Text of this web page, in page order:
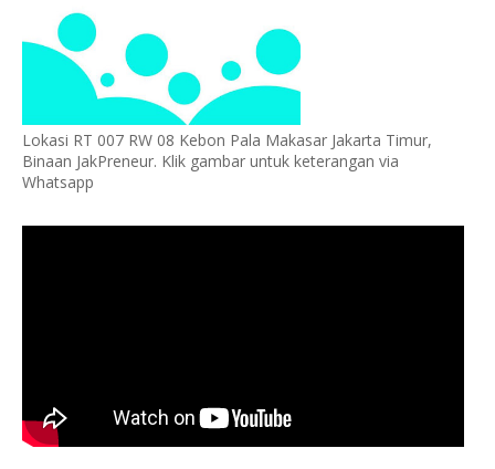
Lokasi RT 007 RW 08 Kebon Pala Makasar Jakarta Timur,
Binaan JakPreneur. Klik gambar untuk keterangan via
Whatsapp